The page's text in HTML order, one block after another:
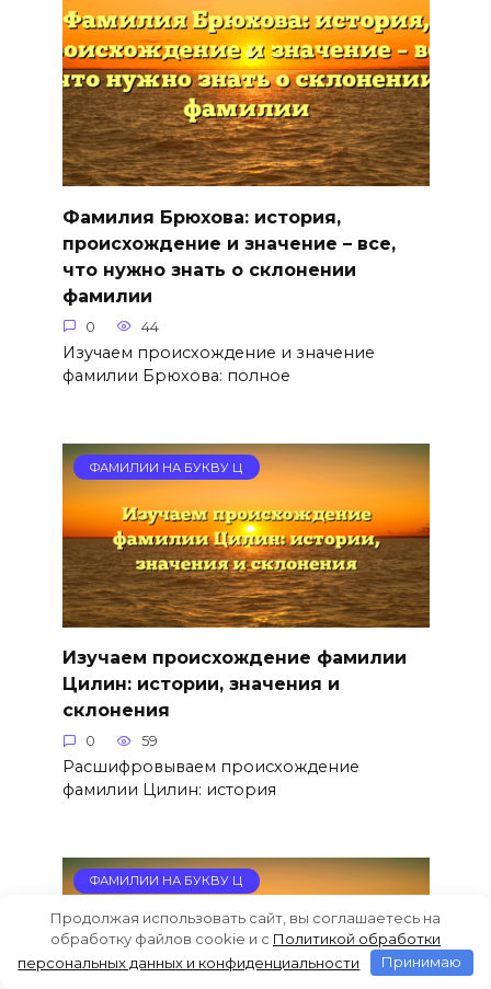
Фамилия Брюхова: история,
происхождение и значение – все,
что нужно знать о склонении
фамилии
0 44
Изучаем происхождение и значение
фамилии Брюхова: полное
ФАМИЛИИ НА БУКВУ Ц
Изучаем происхождение фамилии
Цилин: истории, значения и
склонения
0 59
Расшифровываем происхождение
фамилии Цилин: история
ФАМИЛИИ НА БУКВУ Ц
Продолжая использовать сайт, вы соглашаетесь на
обработку файлов cookie и c Политикой обработки
персональных данных и конфиденциальности
Принимаю